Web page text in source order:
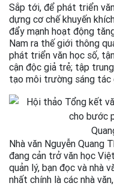
Sắp tới, để phát triển
dựng cơ chế khuyến
đẩy mạnh hoạt động
Nam ra thế giới thông
phát triển văn học số,
cận độc giả trẻ; tập
tạo môi trường sáng tác
Nhà văn Nguyễn Quang
đang cản trở văn học
quản lý, bạn đọc và nhà
nhất chính là các nhà